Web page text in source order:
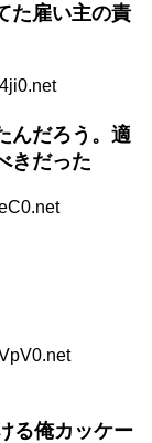
た雇い主の責
んだろう。適
きだった
る俺カッケー